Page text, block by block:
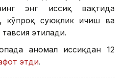
энг иссиқ вақтида
кўпроқ суюқлик ичиш ва
тавсия этилади.
аномал иссиқдан 12
этди.